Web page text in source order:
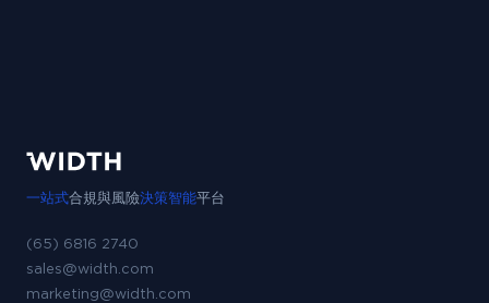
一站式合規與風險決策智能平台
(65) 6816 2740
sales@width.com
marketing@width.com